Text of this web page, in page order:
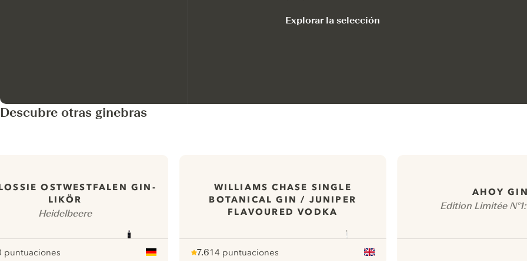
Explorar la selección
Descubre otras ginebras
OSTWESTFALEN GIN-
LIKÖR
Heidelbeere
puntuaciones
WILLIAMS CHASE SINGLE
BOTANICAL GIN / JUNIPER
FLAVOURED VODKA
7.6
pour
14 puntuaciones
AHOY GIN
Edition Limitée